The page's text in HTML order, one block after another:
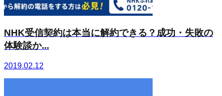
NHK受信契約は本当に解約できる？成功・失敗の
体験談か...
2019.02.12